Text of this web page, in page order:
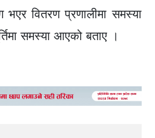
वितरण प्रणालीमा समस्या
समस्या आएको बताए ।